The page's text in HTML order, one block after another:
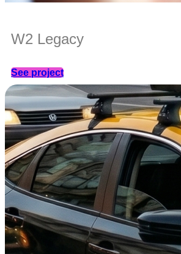
W2 Legacy
See project